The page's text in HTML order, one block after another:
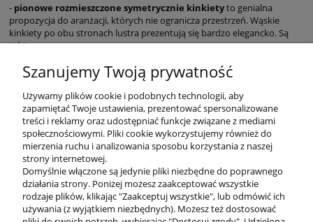
- pionowe rozmieszczone symetrycznie kinkietyto genialna
propozycja do aranżacji, których nie ogranicza przestrzeń. Wąskie
kinkiety po obu stronach lustra prezentują się bardzo elegancko. Są
także nowoczesne;
reflektory to propozycja idealna do wnętrz nowoczesnych,
minimalistycznych i industrialnych. Taki kinkiet do okrągłego lustra jest
genialnym wyborem przede wszystkim dlatego, że zostawia swobodę
w zakresie regulowania natężenia światła.
KONTAKT
DODATKOWE
Szanujemy Twoją prywatność
Używamy plików cookie i podobnych technologii, aby
zapamiętać Twoje ustawienia, prezentować spersonalizowane
treści i reklamy oraz udostępniać funkcje związane z mediami
społecznościowymi. Pliki cookie wykorzystujemy również do
mierzenia ruchu i analizowania sposobu korzystania z naszej
strony internetowej.
Domyślnie włączone są jedynie pliki niezbędne do poprawnego
działania strony. Poniżej możesz zaakceptować wszystkie
rodzaje plików, klikając "Zaakceptuj wszystkie", lub odmówić ich
używania (z wyjątkiem niezbędnych). Możesz też dostosować